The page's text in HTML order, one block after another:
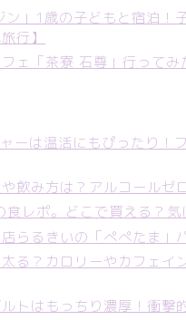
ン」1歳の子どもと宿泊！
行】
ェ「茶寮 石尊」行って
ーは温活にもぴったり！
飲み方は？アルコールゼ
レポ。どこで買える？気
らるきいの「ぺぺたま」
る？カロリーやカフェ
トはもっちり濃厚！衝撃